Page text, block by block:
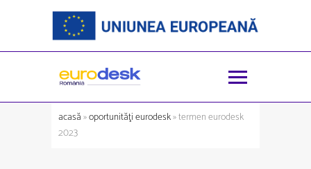
acasă»oportunităţi eurodesk» termen eurodesk
2023